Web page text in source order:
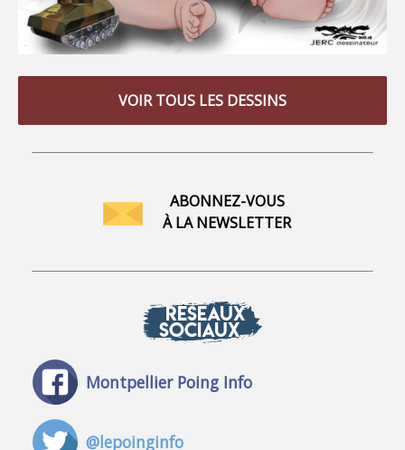
VOIR TOUS LES DESSINS
ABONNEZ-VOUS
À LA NEWSLETTER
RÉSEAUX
SOCIAUX
Montpellier Poing Info
@lepoinginfo